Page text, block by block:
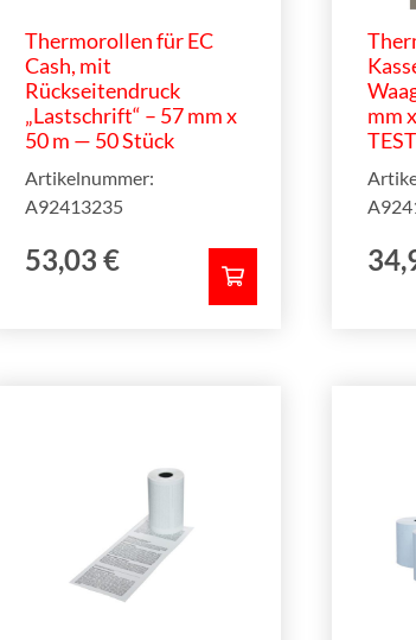
Thermorollen für EC
Cash, mit
Rückseitendruck
„Lastschrift“ – 57 mm x
50 m — 50 Stück
53,03 €
Artikelnummer:
A92413235
mm